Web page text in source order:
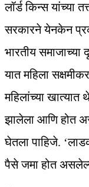
लॉर्ड किन्स यांच्या
सरकारने येनकेन
भारतीय
यात महिला
महिलांच्या
झालेला आणि होत
घेतला पाहिजे.
पैसे जमा होत